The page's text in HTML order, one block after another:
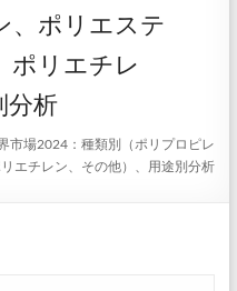
、ポリエステ
ポリエチレ
分析
市場2024：種類別（ポリプロピレ
エチレン、その他）、用途別分析